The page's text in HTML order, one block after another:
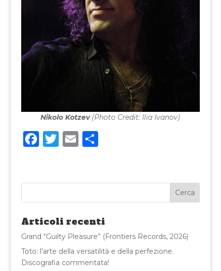
Nikolo Kotzev (Photo Credit: Ilia Ivanov)
F
e
b
o
o
k
T
te
r
E
l
C
di
vi
di
Articoli recenti
Grand “Guilty Pleasure” (Frontiers Records, 2026)
Toto: l’arte della versatilità e della perfezione.
Discografia commentata!